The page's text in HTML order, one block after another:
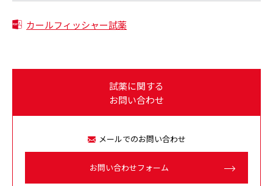
カールフィッシャー試薬
試薬に関する
お問い合わせ
メールでのお問い合わせ
お問い合わせフォーム